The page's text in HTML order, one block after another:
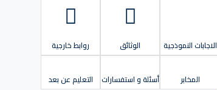
الاجابات النموذجية الوثائق روابط خارجية
المخابر أسئلة و استفسارات التعليم عن بعد